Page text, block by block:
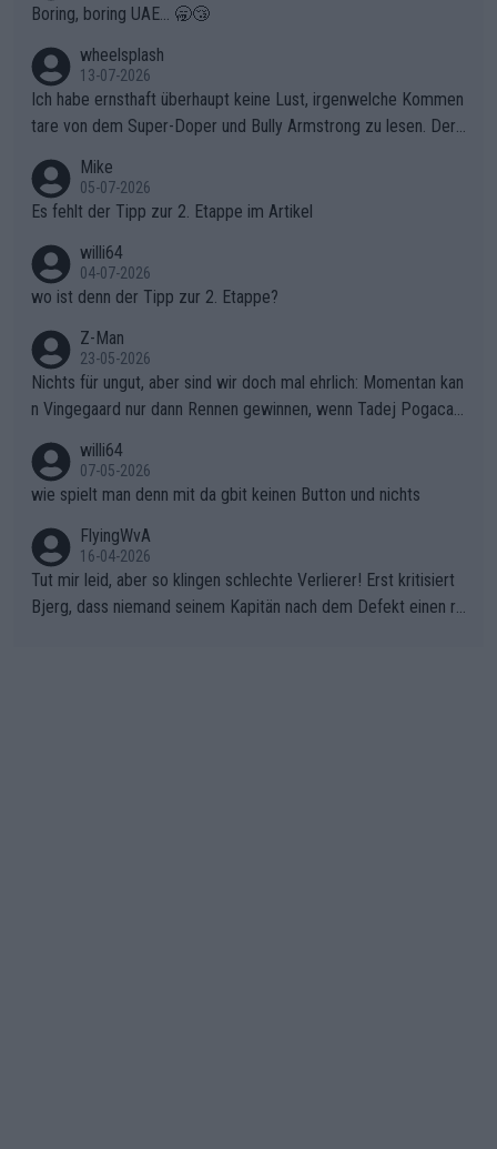
Boring, boring UAE... 🥱😴
wheelsplash
13-07-2026
Ich habe ernsthaft überhaupt keine Lust, irgenwelche Kommen
tare von dem Super-Doper und Bully Armstrong zu lesen. Der
r die gehört nicht in dieses Medium!
Mike
05-07-2026
Es fehlt der Tipp zur 2. Etappe im Artikel
willi64
04-07-2026
wo ist denn der Tipp zur 2. Etappe?
Z-Man
23-05-2026
Nichts für ungut, aber sind wir doch mal ehrlich: Momentan kan
n Vingegaard nur dann Rennen gewinnen, wenn Tadej Pogacar
willi64
07-05-2026
wie spielt man denn mit da gbit keinen Button und nichts
FlyingWvA
16-04-2026
Tut mir leid, aber so klingen schlechte Verlierer! Erst kritisiert
Bjerg, dass niemand seinem Kapitän nach dem Defekt einen ro